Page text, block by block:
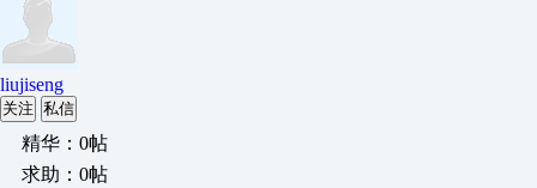
liujiseng
关注 私信
精华：0帖
求助：0帖